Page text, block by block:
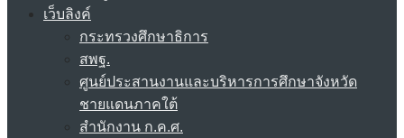
เว็บลิงค์
กระทรวงศึกษาธิการ
สพฐ.
ศูนย์ประสานงานและบริหารการศึกษาจังหวัด
ชายแดนภาคใต้
สำนักงาน ก.ค.ศ.